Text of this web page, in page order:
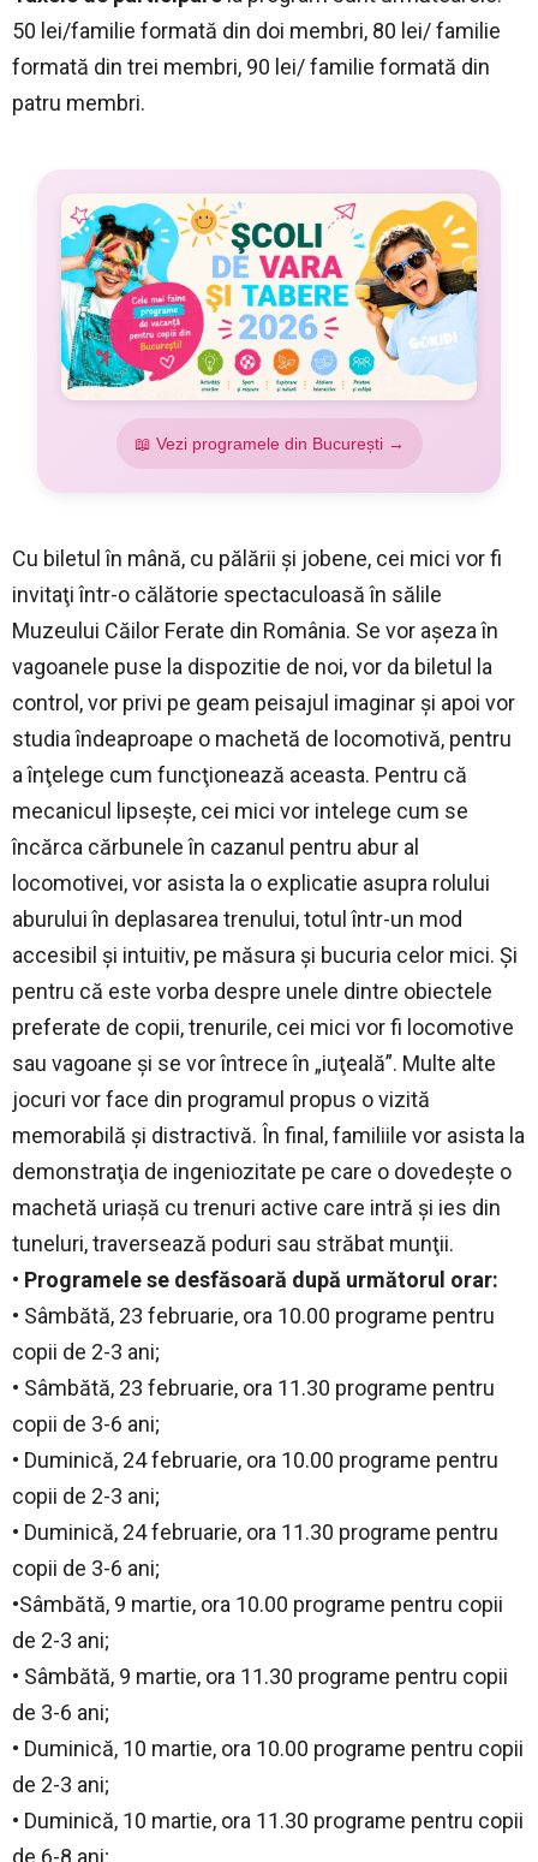
50 lei/familie formată din doi membri, 80 lei/ familie
formată din trei membri, 90 lei/ familie formată din
patru membri.
📖 Vezi programele din București →
Cu biletul în mână, cu pălării şi jobene, cei mici vor fi
invitaţi într-o călătorie spectaculoasă în sălile
Muzeului Căilor Ferate din România. Se vor aşeza în
vagoanele puse la dispozitie de noi, vor da biletul la
control, vor privi pe geam peisajul imaginar şi apoi vor
studia îndeaproape o machetă de locomotivă, pentru
a înţelege cum funcţionează aceasta. Pentru că
mecanicul lipseşte, cei mici vor intelege cum se
încărca cărbunele în cazanul pentru abur al
locomotivei, vor asista la o explicatie asupra rolului
aburului în deplasarea trenului, totul într-un mod
accesibil şi intuitiv, pe măsura şi bucuria celor mici. Şi
pentru că este vorba despre unele dintre obiectele
preferate de copii, trenurile, cei mici vor fi locomotive
sau vagoane şi se vor întrece în „iuţeală”. Multe alte
jocuri vor face din programul propus o vizită
memorabilă şi distractivă. În final, familiile vor asista la
demonstraţia de ingeniozitate pe care o dovedeşte o
machetă uriaşă cu trenuri active care intră şi ies din
tuneluri, traversează poduri sau străbat munţii.
• Programele se desfăsoară după următorul orar:
• Sâmbătă, 23 februarie, ora 10.00 programe pentru
copii de 2-3 ani;
• Sâmbătă, 23 februarie, ora 11.30 programe pentru
copii de 3-6 ani;
• Duminică, 24 februarie, ora 10.00 programe pentru
copii de 2-3 ani;
• Duminică, 24 februarie, ora 11.30 programe pentru
copii de 3-6 ani;
•Sâmbătă, 9 martie, ora 10.00 programe pentru copii
de 2-3 ani;
• Sâmbătă, 9 martie, ora 11.30 programe pentru copii
de 3-6 ani;
• Duminică, 10 martie, ora 10.00 programe pentru copii
de 2-3 ani;
• Duminică, 10 martie, ora 11.30 programe pentru copii
de 6-8 ani;